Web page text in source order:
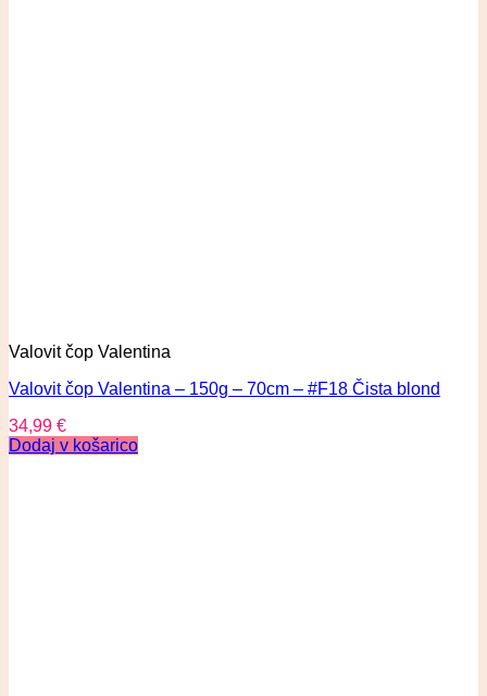
Valovit čop Valentina
Valovit čop Valentina – 150g – 70cm – #F18 Čista blond
34,99 €
Dodaj v košarico